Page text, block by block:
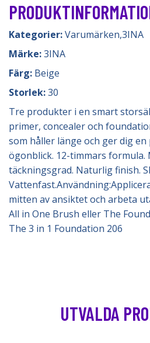
Kategorier:Varumärken,3INA
Märke:3INA
Färg: Beige
Storlek:30
Tre produkter i en smart
primer, concealer och
som håller länge och ger dig
ögonblick. 12-timmars formula.
täckningsgrad. Naturlig finish.
mitten av ansiktet och arbeta
All in One Brush eller The
The 3 in 1 Foundation 206
UTVALDA